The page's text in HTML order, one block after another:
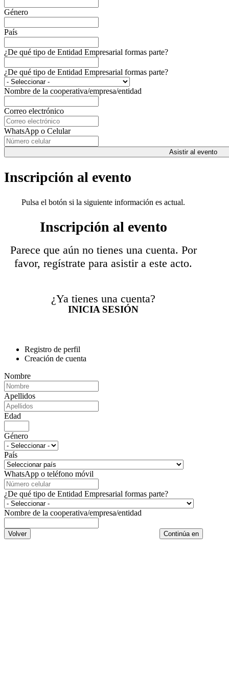
Género
País
¿De qué tipo de Entidad Empresarial formas parte?
¿De qué tipo de Entidad Empresarial formas parte?
Nombre de la cooperativa/empresa/entidad
Correo electrónico
WhatsApp o Celular
Asistir al evento
Inscripción al evento
Pulsa el botón si la siguiente información es actual.
Inscripción al evento
Parece que aún no tienes una cuenta. Por
favor, regístrate para asistir a este acto.
¿Ya tienes una cuenta?
INICIA SESIÓN
Registro de perfil
Creación de cuenta
Nombre
Apellidos
Edad
Género
País
WhatsApp o teléfono móvil
¿De qué tipo de Entidad Empresarial formas parte?
Nombre de la cooperativa/empresa/entidad
Volver Continúa en